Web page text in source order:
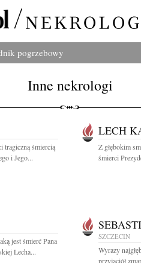
pogrzebowy
Inne nekrologi
tragiczną śmiercią
i Jego...
LECH
Z głębokim
śmierci
jest śmierć Pana
Lecha...
SZCZECIN
Wyrazy
przyjaciół